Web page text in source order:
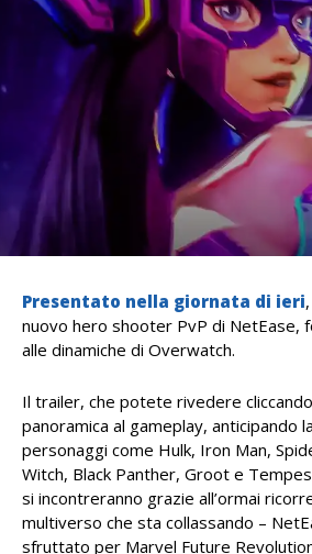
Presentato nella giornata di ieri,
nuovo hero shooter PvP di NetEase,
alle dinamiche di Overwatch.
Il trailer, che potete rivedere cliccando
panoramica al gameplay, anticipando
personaggi come Hulk, Iron Man,
Witch, Black Panther, Groot e
si incontreranno grazie all’ormai
multiverso che sta collassando –
sfruttato per Marvel Future